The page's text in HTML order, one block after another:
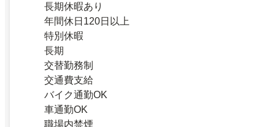
長期休暇あり
年間休日120日以上
特別休暇
長期
交替勤務制
交通費支給
バイク通勤OK
車通勤OK
職場内禁煙